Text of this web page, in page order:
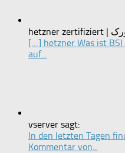
[…] hetzner Was ist
auf...
vserver sagt:
In den letzten Tagen
Kommentar von...